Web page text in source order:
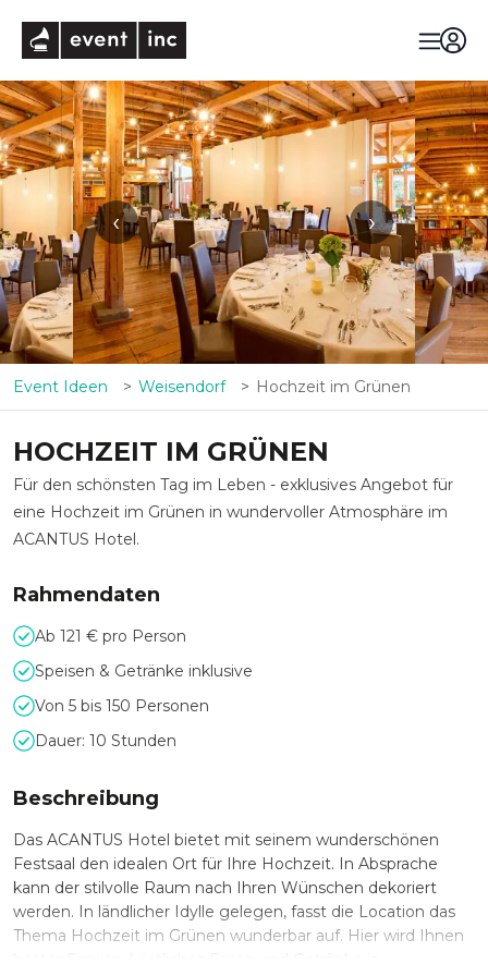
‹ ›
Event Ideen Weisendorf Hochzeit im Grünen
HOCHZEIT IM GRÜNEN
Für den schönsten Tag im Leben - exklusives Angebot für
eine Hochzeit im Grünen in wundervoller Atmosphäre im
ACANTUS Hotel.
Rahmendaten
Ab 121 € pro Person
Speisen & Getränke inklusive
Von 5 bis 150 Personen
Dauer: 10 Stunden
Beschreibung
Das ACANTUS Hotel bietet mit seinem wunderschönen
Festsaal den idealen Ort für Ihre Hochzeit. In Absprache
kann der stilvolle Raum nach Ihren Wünschen dekoriert
werden. In ländlicher Idylle gelegen, fasst die Location das
Thema Hochzeit im Grünen wunderbar auf. Hier wird Ihnen